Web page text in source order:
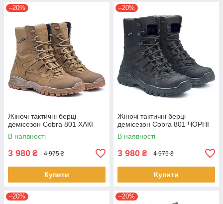
–20%
Жіночі тактичні берці
демісезон Cobra 801 ХАКІ
В наявності
3 980 ₴ 4 975 ₴
Купити
–20%
Жіночі тактичні берці
демісезон Cobra 801 ЧОРНІ
В наявності
3 980 ₴ 4 975 ₴
Купити
–20% –20%